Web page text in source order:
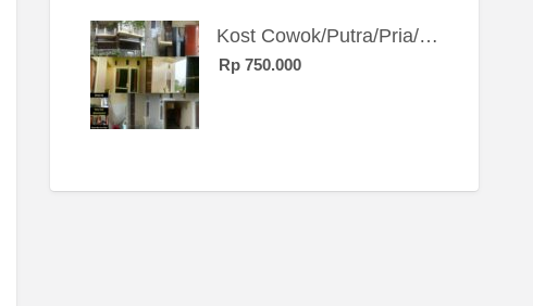
Kost Cowok/Putra/Pria/Mahasiswa/Karyawan SIngle eksklusif bangunan baru
Rp 750.000